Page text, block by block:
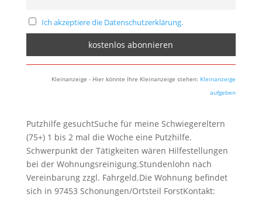
Ich akzeptiere die Datenschutzerklärung.
Kleinanzeige - Hier könnte Ihre Kleinanzeige stehen: Kleinanzeige
aufgeben
Putzhilfe gesuchtSuche für meine Schwiegereltern
(75+) 1 bis 2 mal die Woche eine Putzhilfe.
Schwerpunkt der Tätigkeiten wären Hilfestellungen
bei der Wohnungsreinigung.Stundenlohn nach
Vereinbarung zzgl. Fahrgeld.Die Wohnung befindet
sich in 97453 Schonungen/Ortsteil ForstKontakt: